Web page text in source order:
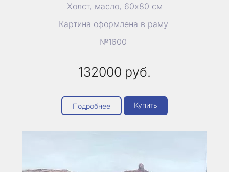
Холст, масло, 60х80 см
Картина оформлена в раму
№1600
132000 руб.
Подробнее Купить